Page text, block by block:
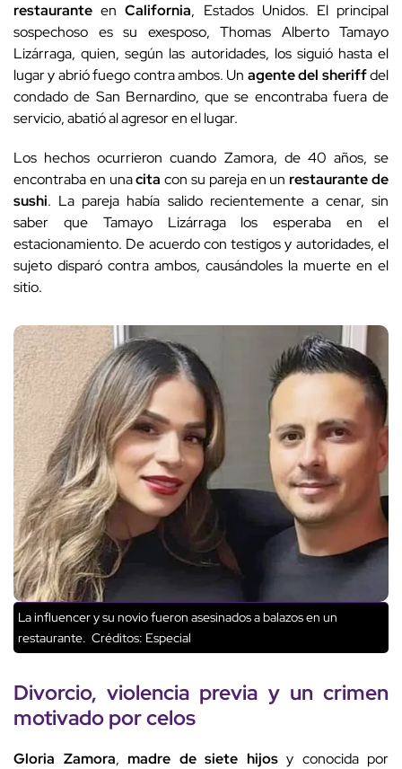
restaurante enCalifornia, Estados Unidos. El principal
sospechoso es su exesposo, Thomas Alberto Tamayo
Lizárraga, quien, según las autoridades, los siguió hasta el
lugar y abrió fuego contra ambos. Un agente del sheriffdel
condado de San Bernardino, que se encontraba fuera de
servicio, abatió al agresor en el lugar.
Los hechos ocurrieron cuando Zamora, de 40 años, se
encontraba en unacita con su pareja en unrestaurante de
sushi. La pareja había salido recientemente a cenar, sin
saber que Tamayo Lizárraga los esperaba en el
estacionamiento. De acuerdo con testigos y autoridades, el
sujeto disparó contra ambos, causándoles la muerte en el
sitio.
La influencer y su novio fueron asesinados a balazos en un
restaurante. Créditos: Especial
Divorcio,violencia previa y uncrimen
motivado por celos
Gloria Zamora, madre de siete hijosy conocida por